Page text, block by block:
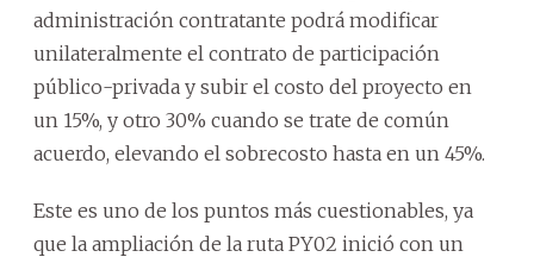
administración contratante podrá modificar
unilateralmente el contrato de participación
público-privada y subir el costo del proyecto en
un 15%, y otro 30% cuando se trate de común
acuerdo, elevando el sobrecosto hasta en un 45%.
Este es uno de los puntos más cuestionables, ya
que la ampliación de la ruta PY02 inició con un